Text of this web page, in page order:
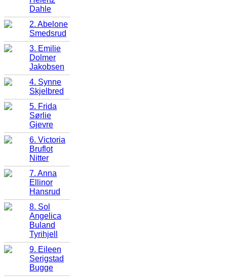
Dahle
2. Abelone
Smedsrud
3. Emilie
Dolmer
Jakobsen
4. Synne
Skjelbred
5. Frida
Sørlie
Gjevre
6. Victoria
Bruflot
Nitter
7. Anna
Ellinor
Hansrud
8. Sol
Angelica
Buland
Tyrihjell
9. Eileen
Serigstad
Bugge